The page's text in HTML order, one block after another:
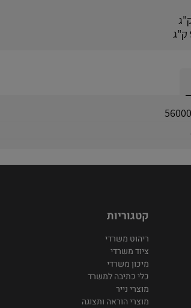
קטגוריות
ריהוט משרדי
ציוד משרדי
מיכון משרדי
כלי כתיבה למשרד
מוצרי נייר
מוצרי הוראה ותצוגה